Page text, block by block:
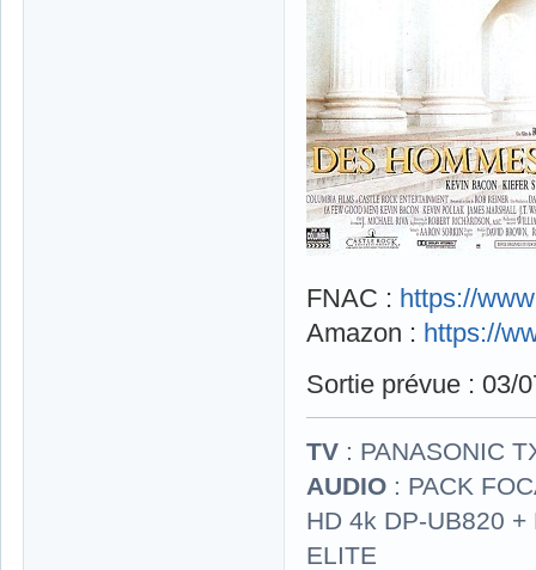
FNAC : https://
Amazon : https://
Sortie prévue : 03/
TV : PANASONIC
AUDIO : PACK
HD 4k DP-UB820
ELITE